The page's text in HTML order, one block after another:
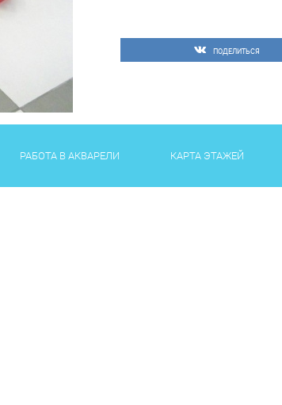
ПОДЕЛИТЬСЯ
РАБОТА В АКВАРЕЛИ КАРТА ЭТАЖЕЙ